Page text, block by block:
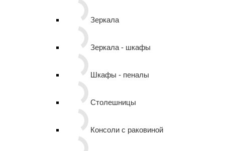
Зеркала
Зеркала - шкафы
Шкафы - пеналы
Столешницы
Консоли с раковиной